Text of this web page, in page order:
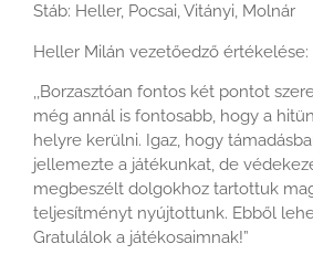
Stáb: Heller, Pocsai, Vitányi, Molnár
Heller Milán vezetőedző értékelése:
,,Borzasztóan fontos két pontot
még annál is fontosabb, hogy a
helyre kerülni. Igaz, hogy
jellemezte a játékunkat, de
megbeszélt dolgokhoz tartottuk
teljesítményt nyújtottunk. Ebből
Gratulálok a játékosaimnak!”